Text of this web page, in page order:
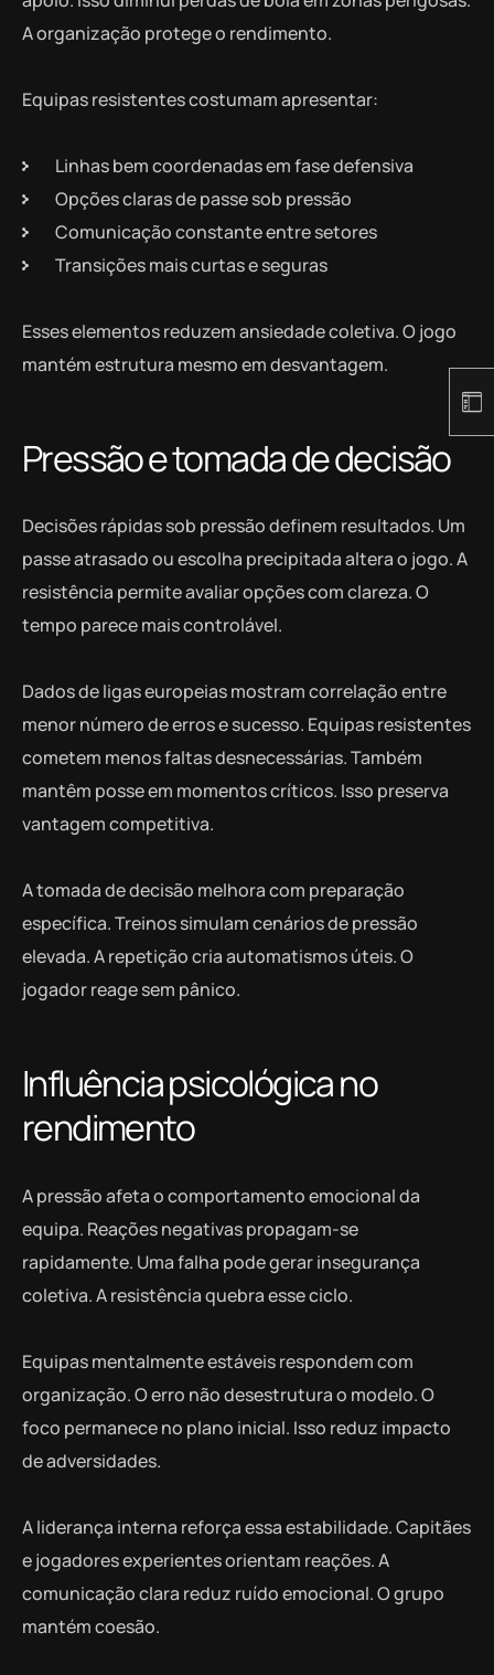
A organização protege o rendimento.
Equipas resistentes costumam apresentar:
Linhas bem coordenadas em fase defensiva
Opções claras de passe sob pressão
Comunicação constante entre setores
Transições mais curtas e seguras
Esses elementos reduzem ansiedade coletiva. O jogo
mantém estrutura mesmo em desvantagem.
Pressão e tomada de decisão
Decisões rápidas sob pressão definem resultados. Um
passe atrasado ou escolha precipitada altera o jogo. A
resistência permite avaliar opções com clareza. O
tempo parece mais controlável.
Dados de ligas europeias mostram correlação entre
menor número de erros e sucesso. Equipas resistentes
cometem menos faltas desnecessárias. Também
mantêm posse em momentos críticos. Isso preserva
vantagem competitiva.
A tomada de decisão melhora com preparação
específica. Treinos simulam cenários de pressão
elevada. A repetição cria automatismos úteis. O
jogador reage sem pânico.
Influência psicológica no
rendimento
A pressão afeta o comportamento emocional da
equipa. Reações negativas propagam-se
rapidamente. Uma falha pode gerar insegurança
coletiva. A resistência quebra esse ciclo.
Equipas mentalmente estáveis respondem com
organização. O erro não desestrutura o modelo. O
foco permanece no plano inicial. Isso reduz impacto
de adversidades.
A liderança interna reforça essa estabilidade. Capitães
e jogadores experientes orientam reações. A
comunicação clara reduz ruído emocional. O grupo
mantém coesão.